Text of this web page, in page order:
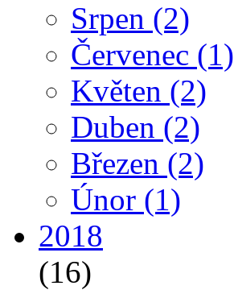
Srpen (2)
Červenec (1)
Květen (2)
Duben (2)
Březen (2)
Únor (1)
2018
(16)